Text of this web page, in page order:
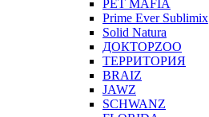
PET MAFIA
Prime Ever Sublimix
Solid Natura
ДОКТОРZOO
ТЕРРИТОРИЯ
BRAIZ
JAWZ
SCHWANZ